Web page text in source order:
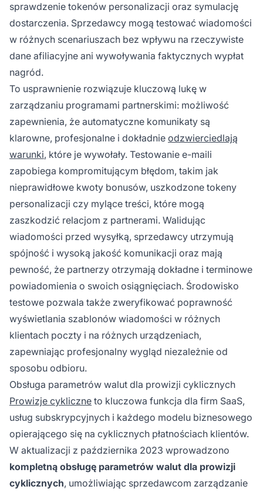
sprawdzenie tokenów personalizacji oraz symulację
dostarczenia. Sprzedawcy mogą testować wiadomości
w różnych scenariuszach bez wpływu na rzeczywiste
dane afiliacyjne ani wywoływania faktycznych wypłat
nagród.
To usprawnienie rozwiązuje kluczową lukę w
zarządzaniu programami partnerskimi: możliwość
zapewnienia, że automatyczne komunikaty są
klarowne, profesjonalne i dokładnie odzwierciedlają
warunki, które je wywołały. Testowanie e-maili
zapobiega kompromitującym błędom, takim jak
nieprawidłowe kwoty bonusów, uszkodzone tokeny
personalizacji czy mylące treści, które mogą
zaszkodzić relacjom z partnerami. Walidując
wiadomości przed wysyłką, sprzedawcy utrzymują
spójność i wysoką jakość komunikacji oraz mają
pewność, że partnerzy otrzymają dokładne i terminowe
powiadomienia o swoich osiągnięciach. Środowisko
testowe pozwala także zweryfikować poprawność
wyświetlania szablonów wiadomości w różnych
klientach poczty i na różnych urządzeniach,
zapewniając profesjonalny wygląd niezależnie od
sposobu odbioru.
Obsługa parametrów walut dla prowizji cyklicznych
Prowizje cykliczne to kluczowa funkcja dla firm SaaS,
usług subskrypcyjnych i każdego modelu biznesowego
opierającego się na cyklicznych płatnościach klientów.
W aktualizacji z października 2023 wprowadzono
kompletną obsługę parametrów walut dla prowizji
cyklicznych, umożliwiając sprzedawcom zarządzanie